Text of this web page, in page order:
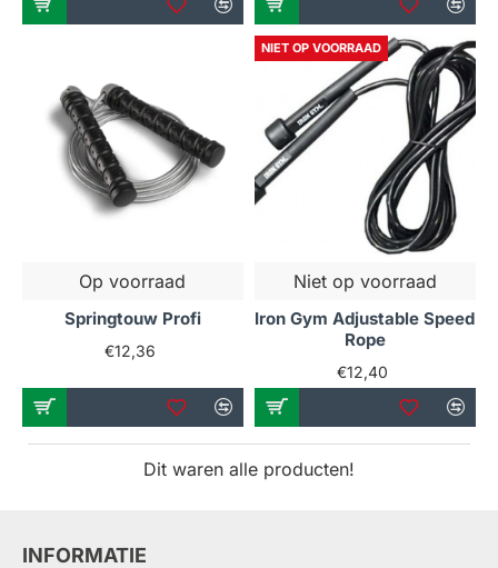
Op voorraad
Springtouw Profi
€12,36
NIET OP VOORRAAD
Niet op voorraad
Iron Gym Adjustable Speed
Rope
€12,40
Dit waren alle producten!
INFORMATIE